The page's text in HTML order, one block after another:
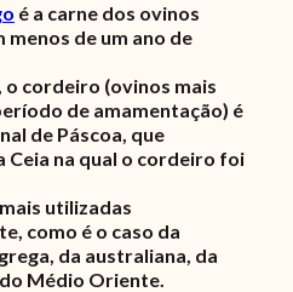
é a carne dos ovinos
menos de um ano de
o cordeiro (ovinos mais
de amamentação) é
de Páscoa, que
Ceia na qual o cordeiro foi
utilizadas
como é o caso da
da australiana, da
Médio Oriente.